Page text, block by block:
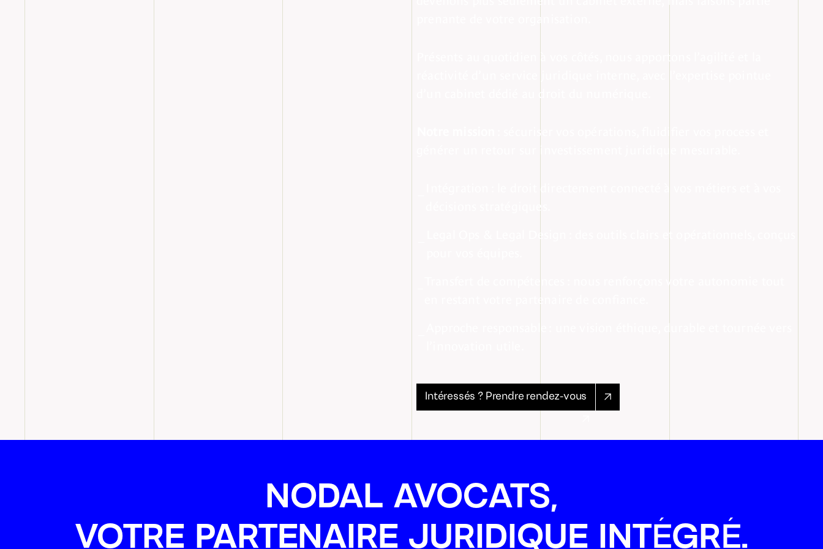
prenante de votre organisation.
Présents au quotidien à vos côtés, nous apportons l’agilité et la
d’un cabinet dédié au droit du numérique.
: sécuriser vos opérations, fluidifier vos process et
décisions stratégiques.
Legal Ops & Legal Design : des outils clairs et opérationnels, conçus
Transfert de compétences : nous renforçons votre autonomie tout
en restant votre partenaire de confiance.
Intéressés ? Prendre rendez-vous
NODAL AVOCATS,
VOTRE PARTENAIRE JURIDIQUE INTÉGRÉ.